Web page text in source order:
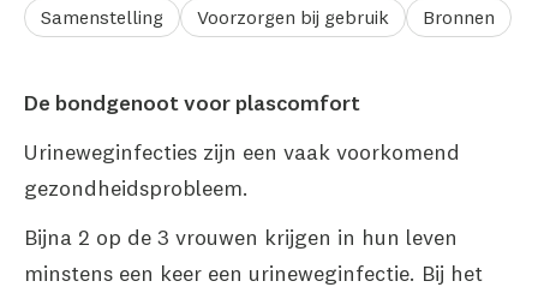
Samenstelling
Voorzorgen bij gebruik Bronnen
De bondgenoot voor plascomfort
Urineweginfecties zijn een vaak voorkomend
gezondheidsprobleem.
Bijna 2 op de 3 vrouwen krijgen in hun leven
minstens een keer een urineweginfectie. Bij het